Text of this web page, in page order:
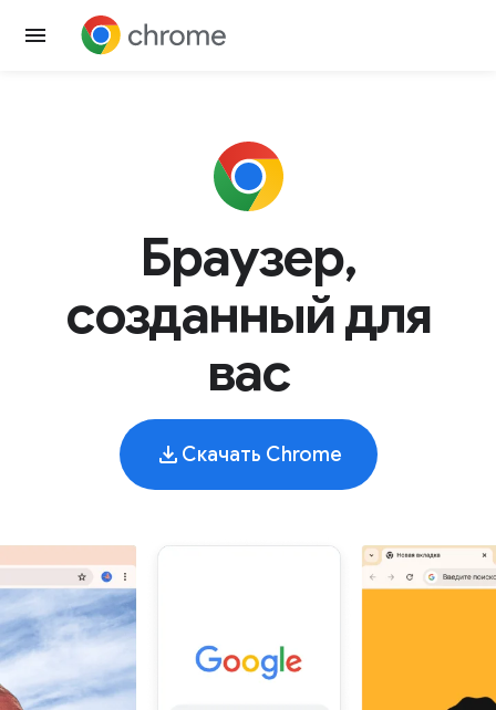
Браузер,
созданный для
вас
Скачать Chrome